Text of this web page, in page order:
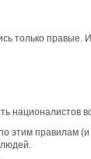
только правые.
правилам (и